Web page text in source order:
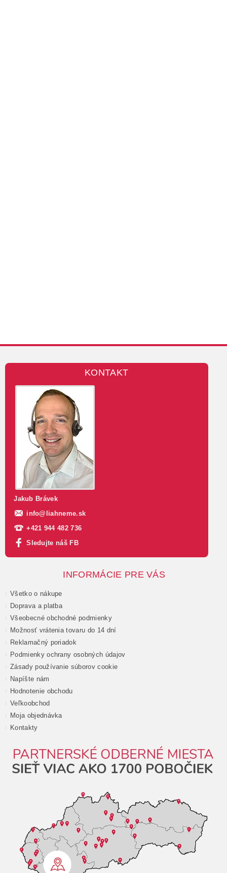
KONTAKT
Jakub Brávek
info@ liahneme.sk
+421 944 482 736
Sledujte náš FB
INFORMÁCIE PRE VÁS
Všetko o nákupe
Doprava a platba
Všeobecné obchodné podmienky
Možnosť vrátenia tovaru do 14 dní
Reklamačný poriadok
Podmienky ochrany osobných údajov
Zásady používanie súborov cookie
Napíšte nám
Hodnotenie obchodu
Veľkoobchod
Moja objednávka
Kontakty